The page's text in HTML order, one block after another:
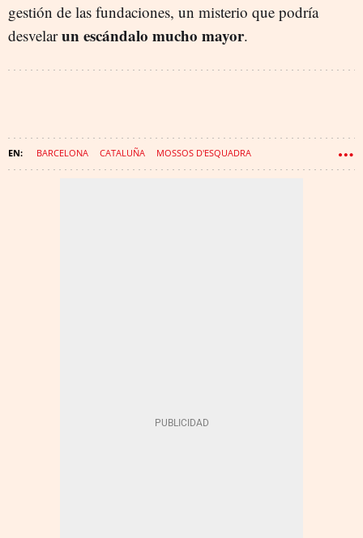
gestión de las fundaciones, un misterio que podría
desvelarun escándalo mucho mayor.
BARCELONA CATALUÑA MOSSOS D'ESQUADRA